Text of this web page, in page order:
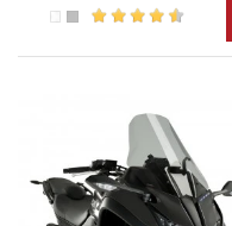
Przezroczysty (W)
Lekko przyciemniany (H)